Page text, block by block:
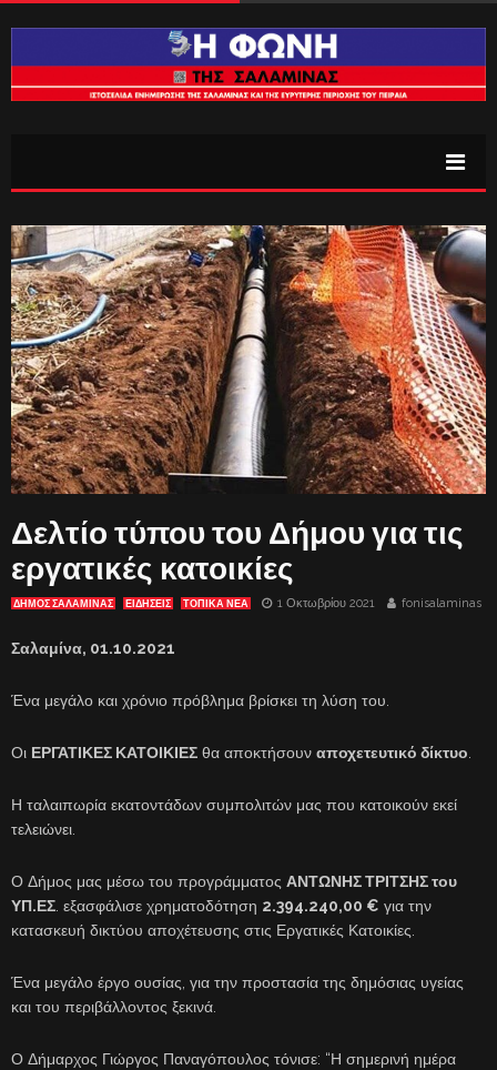
Δελτίο τύπου του Δήμου για τις
εργατικές κατοικίες
ΔΗΜΟΣ ΣΑΛΑΜΙΝΑΣ ΕΙΔΗΣΕΙΣ ΤΟΠΙΚΑ ΝΕΑ 1 Οκτωβρίου 2021 fonisalaminas
Σαλαμίνα, 01.10.2021
Ένα μεγάλο και χρόνιο πρόβλημα βρίσκει τη λύση του.
Οι ΕΡΓΑΤΙΚΕΣ ΚΑΤΟΙΚΙΕΣ θα αποκτήσουν αποχετευτικό δίκτυο
Η ταλαιπωρία εκατοντάδων συμπολιτών μας που κατοικούν εκεί
τελειώνει.
Ο Δήμος μας μέσω του προγράμματος ΑΝΤΩΝΗΣ ΤΡΙΤΣΗΣ του
ΥΠ.ΕΣ . εξασφάλισε χρηματοδότηση 2.394.240,00 € για την
κατασκευή δικτύου αποχέτευσης στις Εργατικές Κατοικίες.
Ένα μεγάλο έργο ουσίας, για την προστασία της δημόσιας υγείας
και του περιβάλλοντος ξεκινά.
Ο Δήμαρχος Γιώργος Παναγόπουλος τόνισε: “Η σημερινή ημέρα